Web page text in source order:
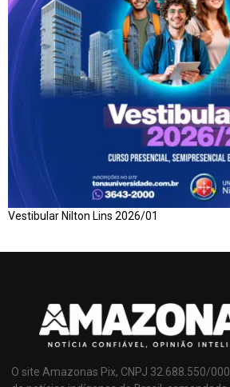
Vestibular Nilton Lins 2026/01
O site Amazonas Pix, CNPJ 32.688.550/